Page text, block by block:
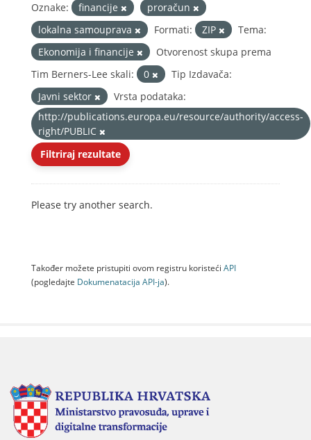
Oznake: financije
proračun
lokalna samouprava
Formati: ZIP
Tema:
Ekonomija i financije
Otvorenost skupa prema
Tim Berners-Lee skali:
0
Tip Izdavača:
Javni sektor
Vrsta podataka:
http://publications.europa.eu/resource/authority/access-
right/PUBLIC
Filtriraj rezultate
Please try another search.
Također možete pristupiti ovom registru koristeći API
(pogledajte Dokumenаtаcijа API-jа).